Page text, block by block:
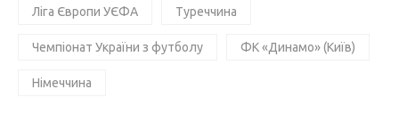
Ліга Європи УЄФА Туреччина
Чемпіонат України з футболу ФК «Динамо» (Київ)
Німеччина